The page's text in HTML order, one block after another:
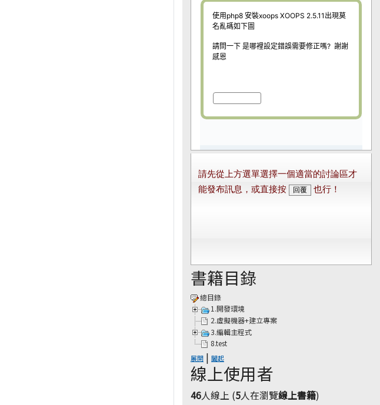
書籍目錄
總目錄
1.開發環境
2.虛擬機器+建立專案
3.編輯主程式
8.test
展開 | 闔起
線上使用者
46人線上 (5人在瀏覽線上書籍)